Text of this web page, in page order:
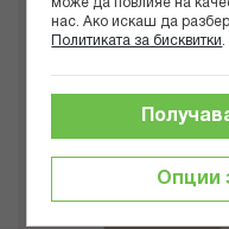
края
галерията
изображенията
може да повлияе на
нас. Ако искаш да
Политиката за бисквитки
Опции